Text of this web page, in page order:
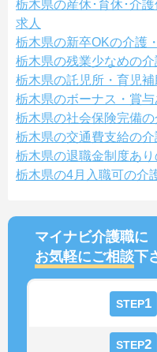
栃木県の産休･育休･介
求人
栃木県の新卒OKの介護
栃木県の残業少なめの介
栃木県の託児所・育児
栃木県のボーナス・賞
栃木県の社会保険完備の
栃木県の交通費支給の介
栃木県の退職金制度あ
栃木県の4月入職可の介
マイナビ介護職に
お気軽にご相談下
STEP1
STEP2